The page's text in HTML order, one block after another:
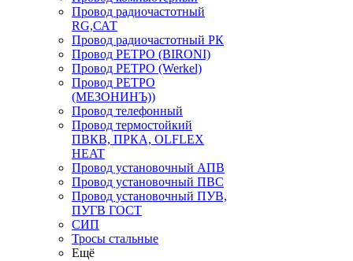
Провод радиочастотный
RG,САТ
Провод радиочастотный РК
Провод РЕТРО (BIRONI)
Провод РЕТРО (Werkel)
Провод РЕТРО
(МЕЗОНИНЪ))
Провод телефонный
Провод термостойкий
ПВКВ, ПРКА, OLFLEX
HEAT
Провод установочный АПВ
Провод установочный ПВС
Провод установочный ПУВ,
ПУГВ ГОСТ
СИП
Тросы стальные
Ещё